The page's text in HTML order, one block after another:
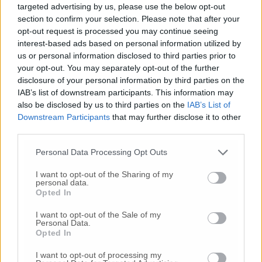
targeted advertising by us, please use the below opt-out
section to confirm your selection. Please note that after your
opt-out request is processed you may continue seeing
interest-based ads based on personal information utilized by
us or personal information disclosed to third parties prior to
your opt-out. You may separately opt-out of the further
disclosure of your personal information by third parties on the
IAB’s list of downstream participants. This information may
also be disclosed by us to third parties on the IAB’s List of
Downstream Participants that may further disclose it to other
Personal Data Processing Opt Outs
I want to opt-out of the Sharing of my
personal data.
Opted In
I want to opt-out of the Sale of my
Personal Data.
Opted In
I want to opt-out of processing my
© RIPRODUZIONE RISERVATA
Vai alla home
Commenti
Nessun commento presente
Commenta